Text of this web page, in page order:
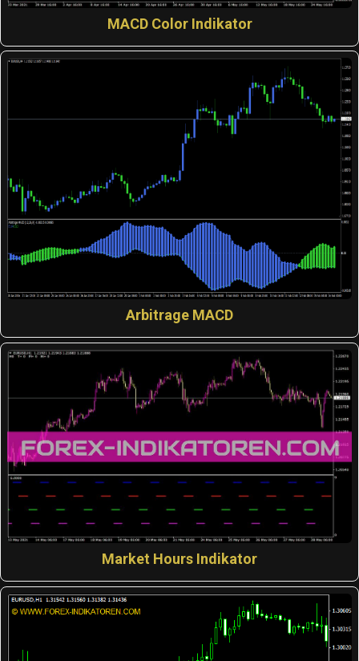
MACD Color Indikator
Arbitrage MACD
Market Hours Indikator